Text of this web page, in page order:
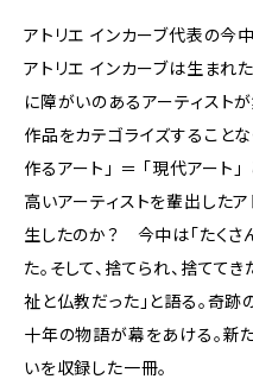
アトリエ インカーブ代表の今
アトリエ インカーブは生まれ
に障がいのあるアーティストが
作品をカテゴライズすることな
作るアート」 ＝ 「現代アート
高いアーティストを輩出した
生したのか？ 今中は「たくさ
た。そして、捨てられ、捨てて
祉と仏教だった」と語る。奇
十年の物語が幕をあける。新
いを収録した一冊。